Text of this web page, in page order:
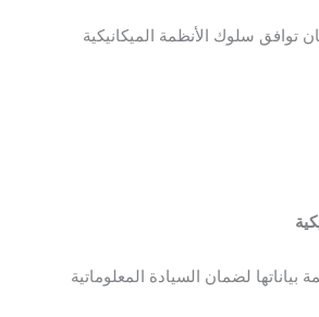
توافق سلوك الأنظمة الميكانيكية
بياناتها لضمان السيادة المعلوماتية